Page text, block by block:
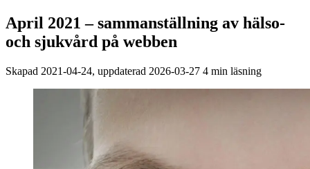
April 2021 – sammanställning av hälso-
och sjukvård på webben
Skapad 2021-04-24, uppdaterad 2026-03-27 4 min läsning